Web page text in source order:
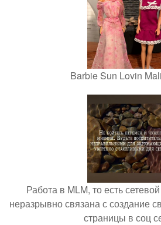
Barbie Sun Lovin
Работа в MLM, то есть
неразрывно связана с создание
страницы в соц